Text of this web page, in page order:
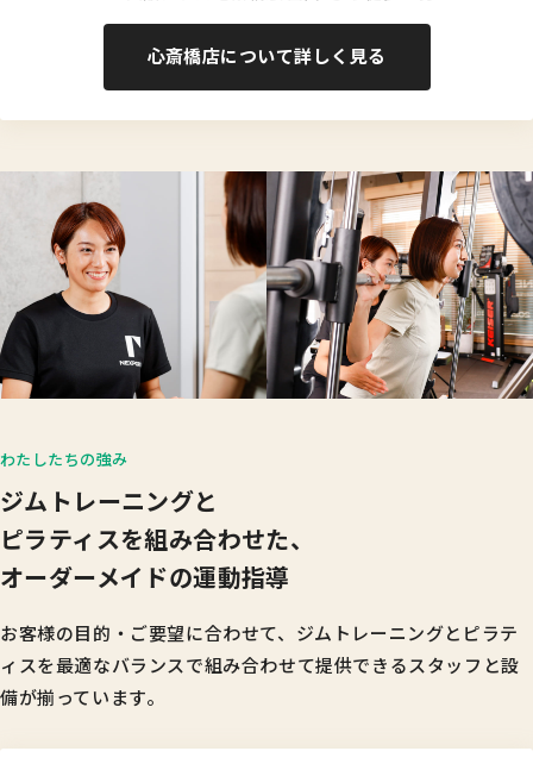
心斎橋店について詳しく見る
わたしたちの強み
ジムトレーニングと
ピラティスを組み合わせた、
オーダーメイドの運動指導
お客様の目的・ご要望に合わせて、ジムトレーニングとピラテ
ィスを最適なバランスで組み合わせて提供できるスタッフと設
備が揃っています。